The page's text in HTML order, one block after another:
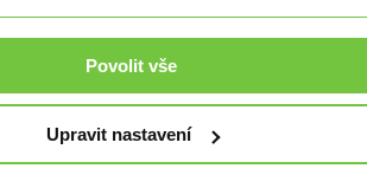
Povolit vše
Upravit nastavení
Environmentální
a co
přináší?
dobrý
sluha,
ale zlý
pán
Nezaměstnanost
Odhalení
role
Tron ve
financování
militantů